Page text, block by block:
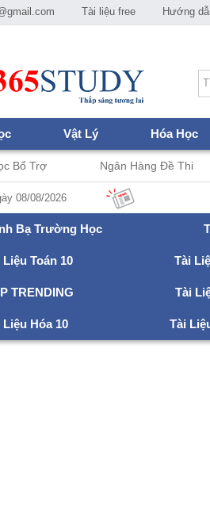
Tài liệu free Hướng
Vật Lý Hóa Học
Bổ Trợ Ngân Hàng Đề Thi
08/08/2026
Bạ Trường Học
Liệu Toán 10 Tài
TRENDING Tài
Liệu Hóa 10 Tài